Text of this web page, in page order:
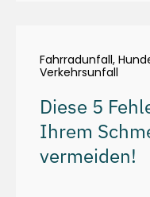
Fahrradunfall,
Verkehrsunfall
Diese 5
Ihrem
vermeiden!